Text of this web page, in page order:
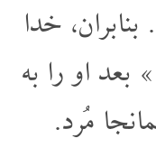
خدا
بعد او را به
مُرد.